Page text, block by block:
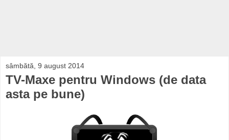
sâmbătă, 9 august 2014
TV-Maxe pentru Windows (de data
asta pe bune)